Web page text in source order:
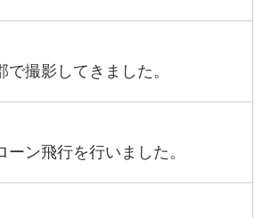
で撮影してきました。
ーン飛行を行いました。